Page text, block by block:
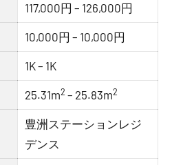
117,000円 – 126,000円
10,000円 – 10,000円
1K – 1K
25.31m2 – 25.83m2
豊洲ステーションレジ
デンス